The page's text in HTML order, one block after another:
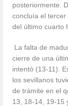
posteriormente.
concluía el
del último cuarto
La falta de
cierre de una
intentó (13-11).
los sevillanos
de trámite en el
13, 18-14, 19-15